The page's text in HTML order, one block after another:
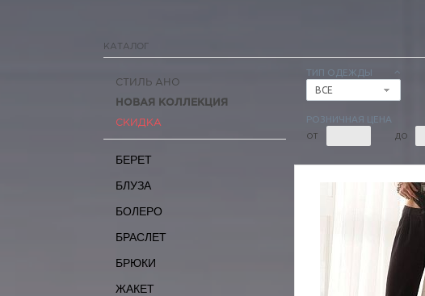
КАТАЛОГ
ТИП ОДЕЖДЫ
ВСЕ
РОЗНИЧНАЯ ЦЕНА
ОТ ДО
СТИЛЬ АНО
НОВАЯ КОЛЛЕКЦИЯ
СКИДКА
БЕРЕТ
БЛУЗА
БОЛЕРО
БРАСЛЕТ
БРЮКИ
ЖАКЕТ